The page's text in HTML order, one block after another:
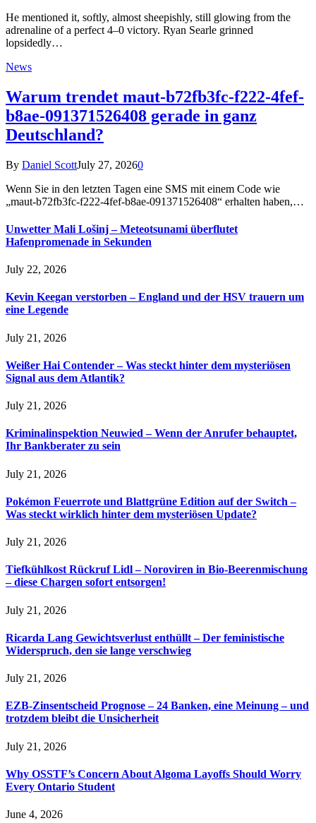
He mentioned it, softly, almost sheepishly, still glowing from the
adrenaline of a perfect 4–0 victory. Ryan Searle grinned
lopsidedly…
News
Warum trendet maut-b72fb3fc-f222-4fef-
b8ae-091371526408 gerade in ganz
Deutschland?
By Daniel ScottJuly 27, 20260
Wenn Sie in den letzten Tagen eine SMS mit einem Code wie
„maut-b72fb3fc-f222-4fef-b8ae-091371526408“ erhalten haben,…
Unwetter Mali Lošinj – Meteotsunami überflutet
Hafenpromenade in Sekunden
July 22, 2026
Kevin Keegan verstorben – England und der HSV trauern um
eine Legende
July 21, 2026
Weißer Hai Contender – Was steckt hinter dem mysteriösen
Signal aus dem Atlantik?
July 21, 2026
Kriminalinspektion Neuwied – Wenn der Anrufer behauptet,
Ihr Bankberater zu sein
July 21, 2026
Pokémon Feuerrote und Blattgrüne Edition auf der Switch –
Was steckt wirklich hinter dem mysteriösen Update?
July 21, 2026
Tiefkühlkost Rückruf Lidl – Noroviren in Bio-Beerenmischung
– diese Chargen sofort entsorgen!
July 21, 2026
Ricarda Lang Gewichtsverlust enthüllt – Der feministische
Widerspruch, den sie lange verschwieg
July 21, 2026
EZB-Zinsentscheid Prognose – 24 Banken, eine Meinung – und
trotzdem bleibt die Unsicherheit
July 21, 2026
Why OSSTF’s Concern About Algoma Layoffs Should Worry
Every Ontario Student
June 4, 2026